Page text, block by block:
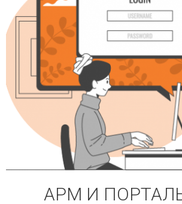
АРМ И